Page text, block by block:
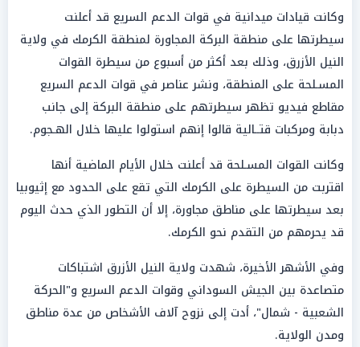
وكانت قيادات ميدانية في قوات الدعم السريع قد أعلنت
سيطرتها على منطقة البركة المجاورة لمنطقة الكرمك في ولاية
النيل الأزرق، وذلك بعد أكثر من أسبوع من سيطرة القوات
المسـلحة على المنطقة، ونشر عناصر في قوات الدعم السريع
مقاطع فيديو تظهر سيطرتهم على منطقة البركة إلى جانب
دبابة ومركبات قتــالية قالوا إنهم استولوا عليها خلال الهـجوم.
وكانت القوات المسـلحة قد أعلنت خلال الأيام الماضية أنها
اقتربت من السيطرة على الكرمك التي تقع على الحدود مع إثيوبيا
بعد سيطرتها على مناطق مجاورة، إلا أن التطور الذي حدث اليوم
قد يحرمهم من التقدم نحو الكرمك.
وفي الأشهر الأخيرة، شهدت ولاية النيل الأزرق اشتباكات
متصاعدة بين الجيش السوداني وقوات الدعم السريع و"الحركة
الشعبية - شمال"، أدت إلى نزوح آلاف الأشخاص من عدة مناطق
ومدن الولاية.